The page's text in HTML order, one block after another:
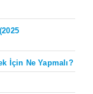
İçin Ne Yapmalı?